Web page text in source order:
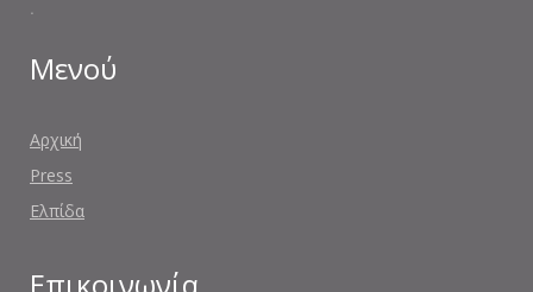
Μενού
Αρχική
Press
Ελπίδα
Επικοινωνία